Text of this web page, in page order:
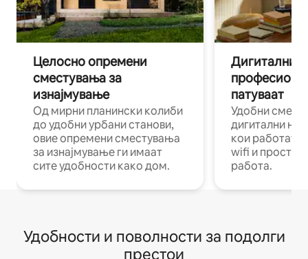
Целосно опремени
сместувања за
изнајмување
Од мирни планински колиби
до удобни урбани станови,
овие опремени сместувања
за изнајмување ги имаат
сите удобности како дом.
Дигитални
патуваат
Удобни
дигитални
кои работат
wifi и
работа.
Удобности и поволности за подолги
престои